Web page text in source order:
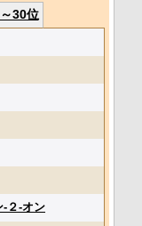
30位
２‐オン